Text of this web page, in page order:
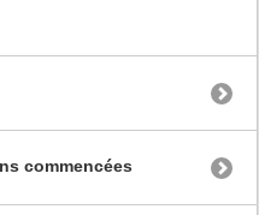
commencées